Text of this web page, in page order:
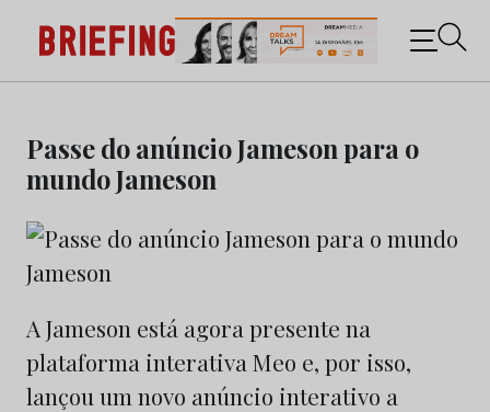
content
Briefing: Todas as notícias sobre os negócios do
Marketing e da Publicidade
Passe do anúncio Jameson para o
mundo Jameson
A Jameson está agora presente na
plataforma interativa Meo e, por isso,
lançou um novo anúncio interativo a